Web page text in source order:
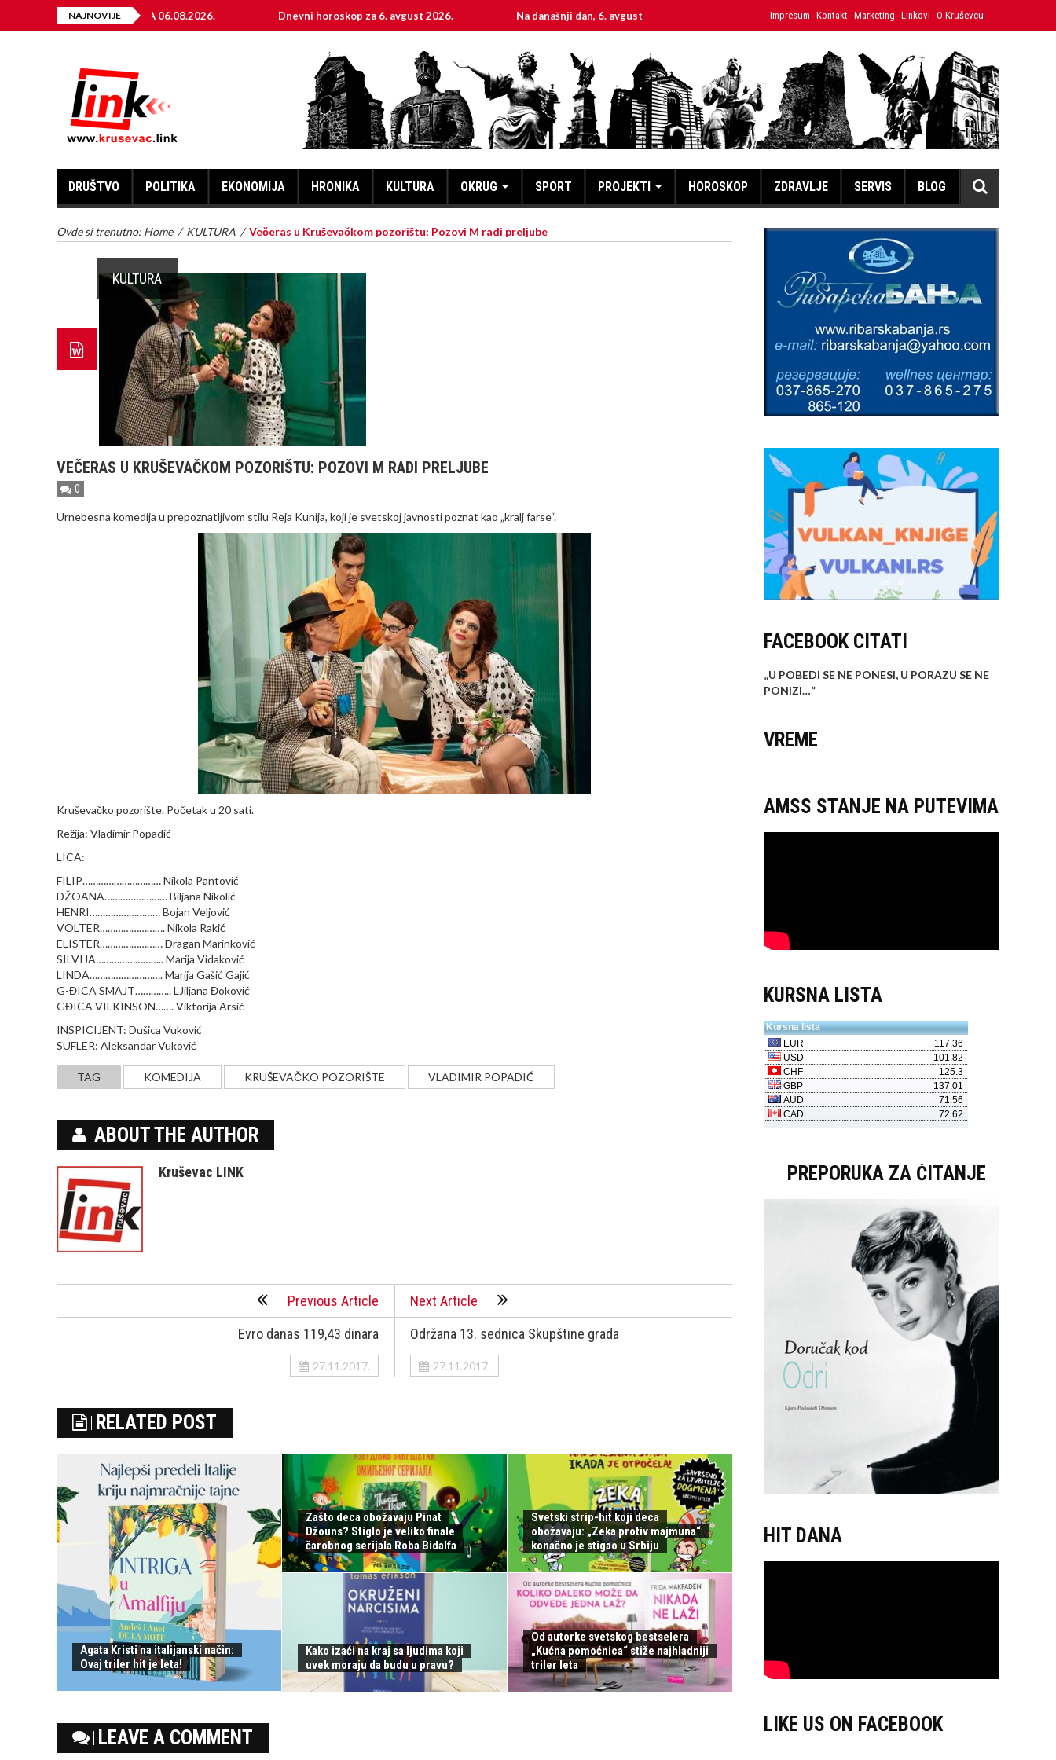
NAJNOVIJE
ENERGIJE ZA 06.08.2026. Dnevni horoskop za 6. avgust 2026. Na današnji dan, 6. avgust Sveta mučenica Hristina Japanski volonter u Ćićevcu umesto
Impresum Kontakt Marketing Linkovi O Kruševcu
DRUŠTVO POLITIKA EKONOMIJA HRONIKA KULTURA OKRUG SPORT PROJEKTI HOROSKOP ZDRAVLJE SERVIS BLOG
Ovde si trenutno: Home / KULTURA /Večeras u Kruševačkom pozorištu: Pozovi M radi preljube
KULTURA
VEČERAS U KRUŠEVAČKOM POZORIŠTU: POZOVI M RADI PRELJUBE
0
Urnebesna komedija u prepoznatljivom stilu Reja Kunija, koji je svetskoj javnosti poznat kao „kralj farse“.
Kruševačko pozorište. Početak u 20 sati.
Režija: Vladimir Popadić
LICA:
FILIP………………………… Nikola Pantović
DŽOANA…………………… Biljana Nikolić
HENRI……………………… Bojan Veljović
VOLTER……………………. Nikola Rakić
ELISTER…………………… Dragan Marinković
SILVIJA…………………….. Marija Vidaković
LINDA………………………. Marija Gašić Gajić
G-ĐICA SMAJT………….. LJiljana Đoković
GĐICA VILKINSON……. Viktorija Arsić
INSPICIJENT: Dušica Vuković
SUFLER: Aleksandar Vuković
TAG KOMEDIJA KRUŠEVAČKO POZORIŠTE VLADIMIR POPADIĆ
ABOUT THE AUTHOR
Kruševac LINK
Previous Article
Evro danas 119,43 dinara
27.11.2017.
Next Article
Održana 13. sednica Skupštine grada
27.11.2017.
RELATED POST
Agata Kristi na italijanski način:
Ovaj triler hit je leta!
Zašto deca obožavaju Pinat
Džouns? Stiglo je veliko finale
čarobnog serijala Roba Bidalfa
Svetski strip-hit koji deca
obožavaju: „Zeka protiv majmuna“
konačno je stigao u Srbiju
Kako izaći na kraj sa ljudima koji
uvek moraju da budu u pravu?
Od autorke svetskog bestselera
„Kućna pomoćnica“ stiže najhladniji
triler leta
LEAVE A COMMENT
FACEBOOK CITATI
„U POBEDI SE NE PONESI, U PORAZU SE NE
PONIZI…“
VREME
AMSS STANJE NA PUTEVIMA
KURSNA LISTA
PREPORUKA ZA ČITANJE
HIT DANA
LIKE US ON FACEBOOK